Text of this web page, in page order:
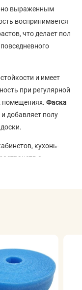
выраженным
воспринимается
что делает пол
и имеет
при регулярной
помещениях. Фаска
добавляет полу
кухонь-
с
спокойный фон,